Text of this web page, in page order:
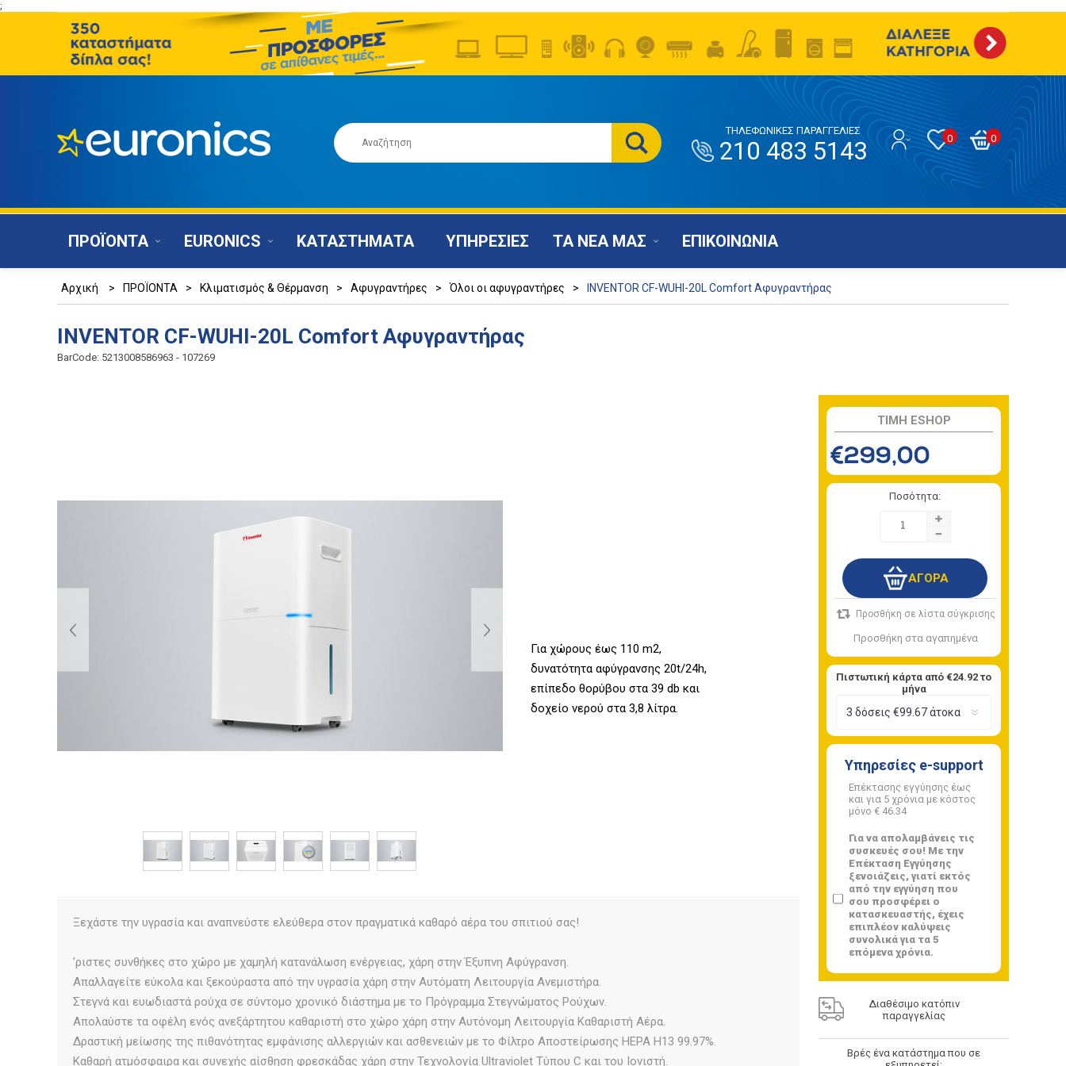
;
0
0
ΤΗΛΕΦΩΝΙΚΕΣ ΠΑΡΑΓΓΕΛΙΕΣ
210 483 5143
ΠΡΟΪΟΝΤΑ EURONICS ΚΑΤΑΣΤΗΜΑΤΑ ΥΠΗΡΕΣΙΕΣ ΤΑ ΝΕΑ ΜΑΣ ΕΠΙΚΟΙΝΩΝΙΑ
Αρχική > ΠΡΟΪΟΝΤΑ > Κλιματισμός & Θέρμανση > Αφυγραντήρες > Όλοι οι αφυγραντήρες > INVENTOR CF-WUHI-20L Comfort Αφυγραντήρας
INVENTOR CF-WUHI-20L Comfort Αφυγραντήρας
BarCode: 5213008586963 - 107269
Για χώρους έως 110 m2,
δυνατότητα αφύγρανσης 20t/24h,
επίπεδο θορύβου στα 39 db και
δοχείο νερού στα 3,8 λίτρα.
Ξεχάστε την υγρασία και αναπνεύστε ελεύθερα στον πραγματικά καθαρό αέρα του σπιτιού σας!
ʼριστες συνθήκες στο χώρο με χαμηλή κατανάλωση ενέργειας, χάρη στην Έξυπνη Αφύγρανση.
Απαλλαγείτε εύκολα και ξεκούραστα από την υγρασία χάρη στην Αυτόματη Λειτουργία Ανεμιστήρα.
Στεγνά και ευωδιαστά ρούχα σε σύντομο χρονικό διάστημα με το Πρόγραμμα Στεγνώματος Ρούχων.
Απολαύστε τα οφέλη ενός ανεξάρτητου καθαριστή στο χώρο χάρη στην Αυτόνομη Λειτουργία Καθαριστή Αέρα.
Δραστική μείωσης της πιθανότητας εμφάνισης αλλεργιών και ασθενειών με το Φίλτρο Αποστείρωσης HEPA H13 99.97%.
Καθαρή ατμόσφαιρα και συνεχής αίσθηση φρεσκάδας χάρη στην Τεχνολογία Ultraviolet Τύπου C και του Ιονιστή.
TIMH ESHOP
€299,00
Ποσότητα:
+
-
Πιστωτική κάρτα από €24.92 το
μήνα
Υπηρεσίες e-support
Επέκτασης εγγύησης έως
και για 5 χρόνια με κόστος
μόνο € 46.34
Για να απολαμβάνεις τις
συσκευές σου! Με την
Επέκταση Εγγύησης
ξενοιάζεις, γιατί εκτός
από την εγγύηση που
σου προσφέρει ο
κατασκευαστής, έχεις
επιπλέον καλύψεις
συνολικά για τα 5
επόμενα χρόνια.
Διαθέσιμο κατόπιν
παραγγελίας
Βρές ένα κατάστημα που σε